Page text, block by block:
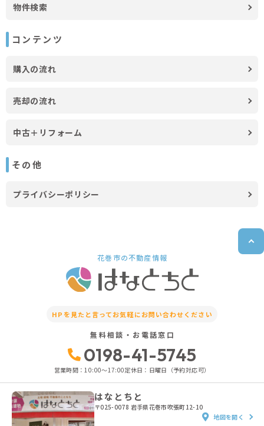
物件検索
コンテンツ
購入の流れ
売却の流れ
中古＋リフォーム
その他
プライバシーポリシー
花巻市の不動産情報
HPを見たと言ってお気軽にお問い合わせください
無料相談・お電話窓口
0198-41-5745
営業時間：10:00〜17:00定休日：日曜日（予約対応可）
はなとちと
〒025-0078 岩手県花巻市吹張町12-10
地図を開く